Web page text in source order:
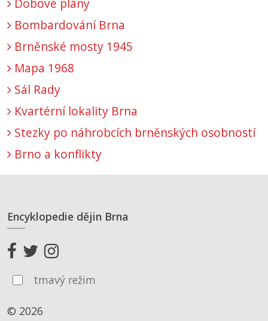
Dobové plány
Bombardování Brna
Brněnské mosty 1945
Mapa 1968
Sál Rady
Kvartérní lokality Brna
Stezky po náhrobcích brněnských osobností
Brno a konflikty
Encyklopedie dějin Brna
tmavý režim
© 2026